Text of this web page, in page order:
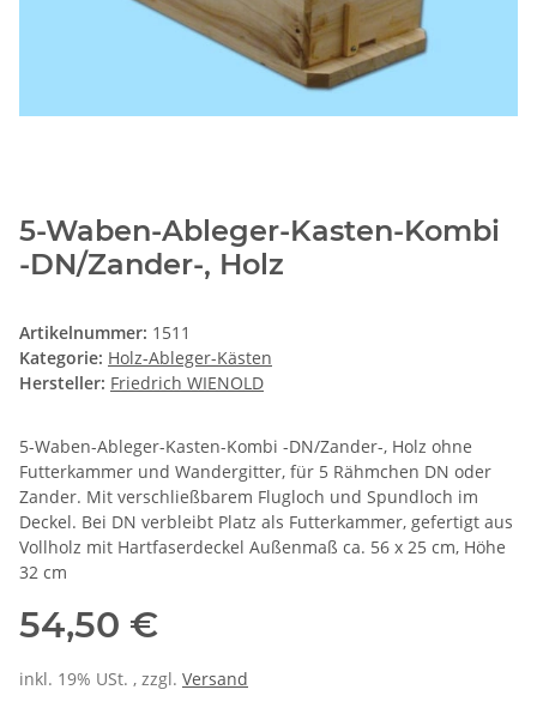
5-Waben-Ableger-Kasten-Kombi
-DN/Zander-, Holz
Artikelnummer: 1511
Kategorie: Holz-Ableger-Kästen
Hersteller: Friedrich WIENOLD
5-Waben-Ableger-Kasten-Kombi -DN/Zander-, Holz ohne
Futterkammer und Wandergitter, für 5 Rähmchen DN oder
Zander. Mit verschließbarem Flugloch und Spundloch im
Deckel. Bei DN verbleibt Platz als Futterkammer, gefertigt aus
Vollholz mit Hartfaserdeckel Außenmaß ca. 56 x 25 cm, Höhe
32 cm
54,50 €
inkl. 19% USt. , zzgl. Versand